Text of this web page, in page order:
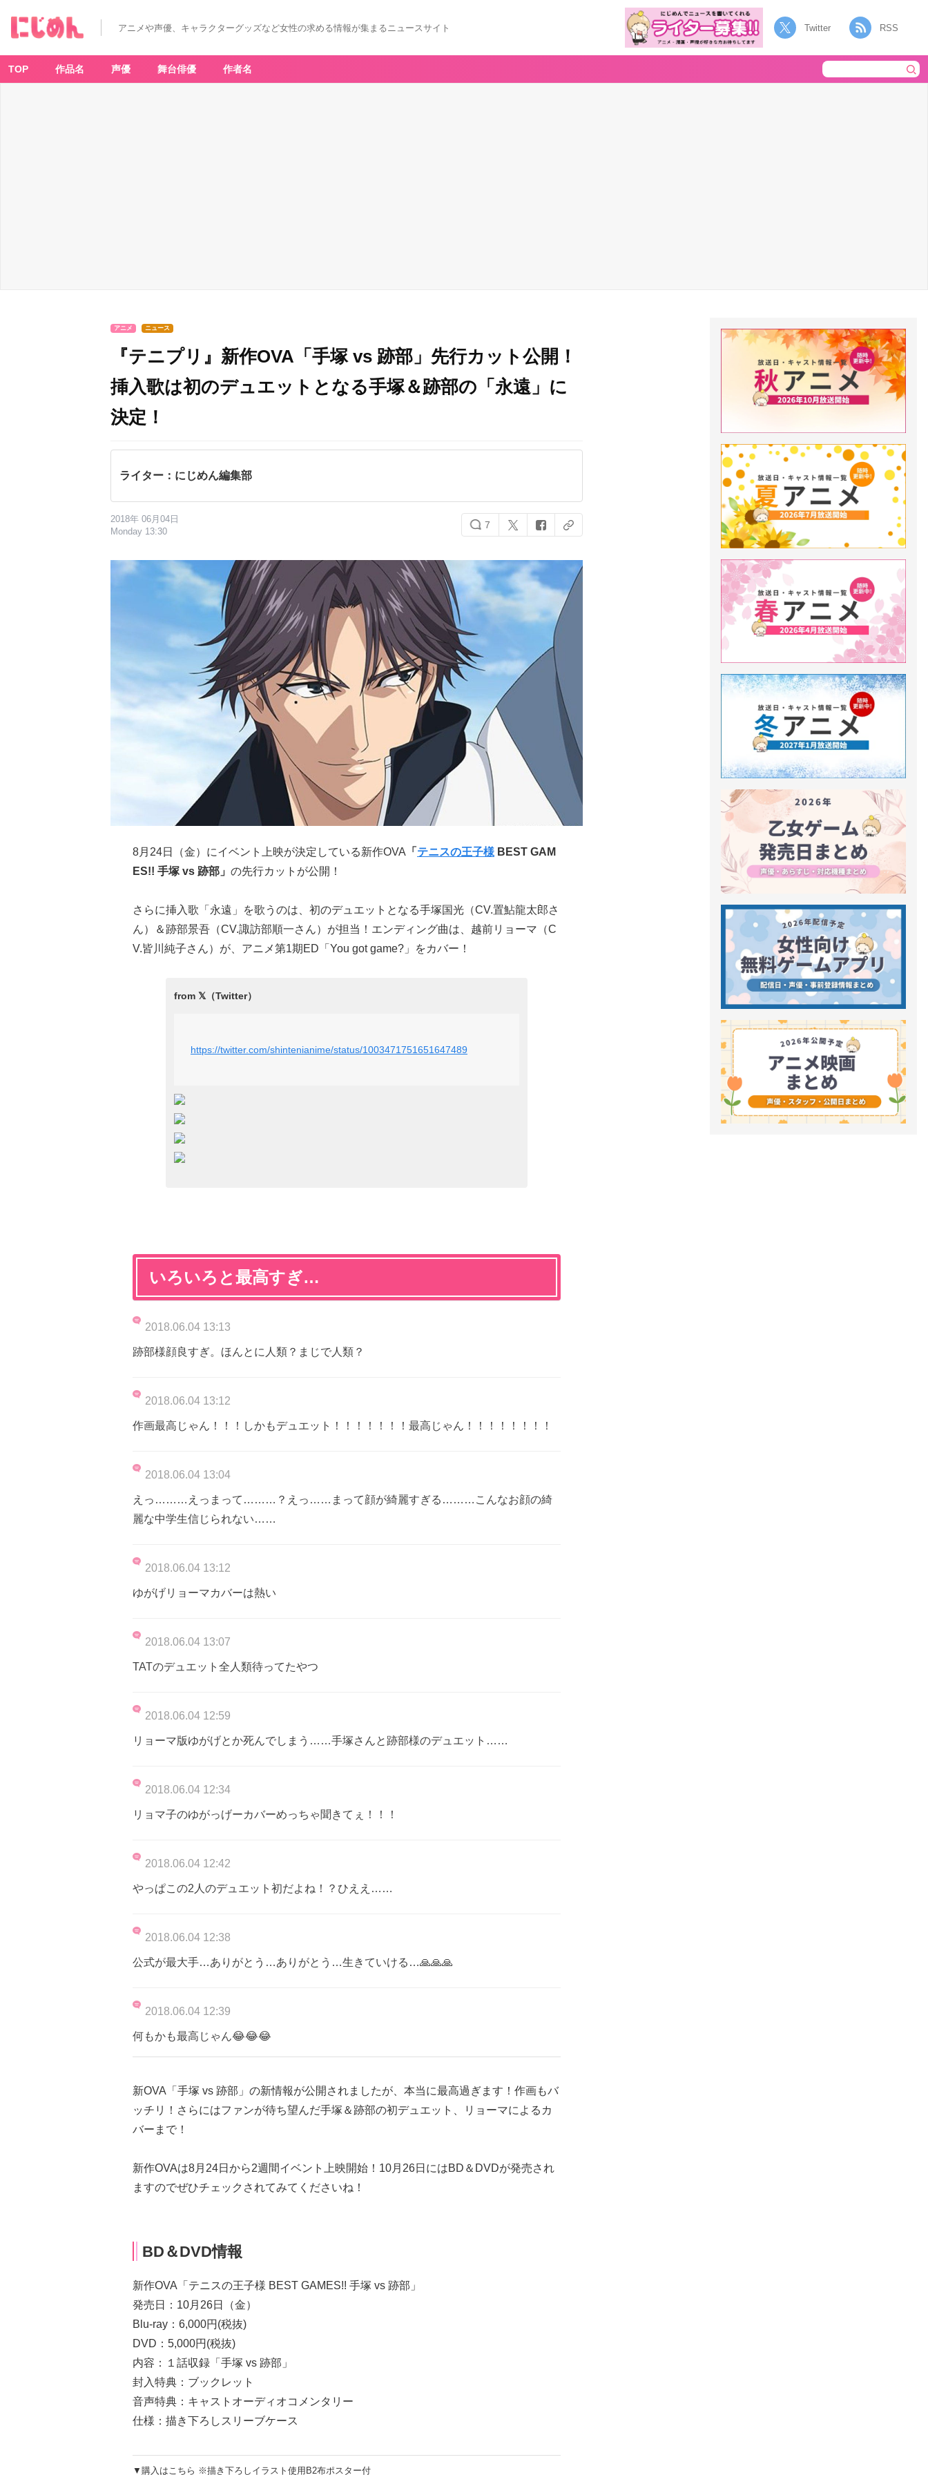
アニメや声優、キャラクターグッズなど女性の求める情報が集まるニュースサイト Twitter RSS
TOP 作品名 声優 舞台俳優 作者名
アニメ ニュース
『テニプリ』新作OVA「手塚 vs 跡部」先行カット公開！
挿入歌は初のデュエットとなる手塚＆跡部の「永遠」に
決定！
ライター：にじめん編集部
2018年 06月04日
Monday 13:30
7
8月24日（金）にイベント上映が決定している新作OVA 「 テニスの王子様 BEST GAM
ES!! 手塚 vs 跡部」 の先行カットが公開！
さらに挿入歌「永遠」を歌うのは、初のデュエットとなる手塚国光（CV.置鮎龍太郎さ
ん）＆跡部景吾（CV.諏訪部順一さん）が担当！エンディング曲は、越前リョーマ（C
V.皆川純子さん）が、アニメ第1期ED「You got game? 」をカバー！
https://twitter.com/shintenianime/status/1003471751651647489
いろいろと最高すぎ…
2018.06.04 13:13
跡部様顔良すぎ。ほんとに人類？まじで人類？
2018.06.04 13:12
作画最高じゃん！！！しかもデュエット！！！！！！！最高じゃん！！！！！！！！
2018.06.04 13:04
えっ………えっまって………？えっ……まって顔が綺麗すぎる………こんなお顔の綺
麗な中学生信じられない……
2018.06.04 13:12
ゆがげリョーマカバーは熱い
2018.06.04 13:07
TATのデュエット全人類待ってたやつ
2018.06.04 12:59
リョーマ版ゆがげとか死んでしまう……手塚さんと跡部様のデュエット……
2018.06.04 12:34
リョマ子のゆがっげーカバーめっちゃ聞きてぇ！！！
2018.06.04 12:42
やっぱこの2人のデュエット初だよね！？ひええ……
2018.06.04 12:38
公式が最大手…ありがとう…ありがとう…生きていける…🙏🙏🙏
2018.06.04 12:39
何もかも最高じゃん😂😂😂
新OVA「手塚 vs 跡部」の新情報が公開されましたが、本当に最高過ぎます！作画もバ
ッチリ！さらにはファンが待ち望んだ手塚＆跡部の初デュエット、リョーマによるカ
バーまで！
新作OVAは8月24日から2週間イベント上映開始！10月26日にはBD＆DVDが発売され
ますのでぜひチェックされてみてくださいね！
BD＆DVD情報
新作OVA「テニスの王子様 BEST GAMES!! 手塚 vs 跡部」
発売日：10月26日（金）
Blu-ray：6,000円(税抜)
DVD：5,000円(税抜)
内容：１話収録「手塚 vs 跡部」
封入特典：ブックレット
音声特典：キャストオーディオコメンタリー
仕様：描き下ろしスリーブケース
▼購入はこちら ※描き下ろしイラスト使用B2布ポスター付